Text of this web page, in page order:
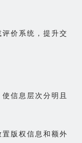
价系统，提升交
信息层次分明且
版权信息和额外